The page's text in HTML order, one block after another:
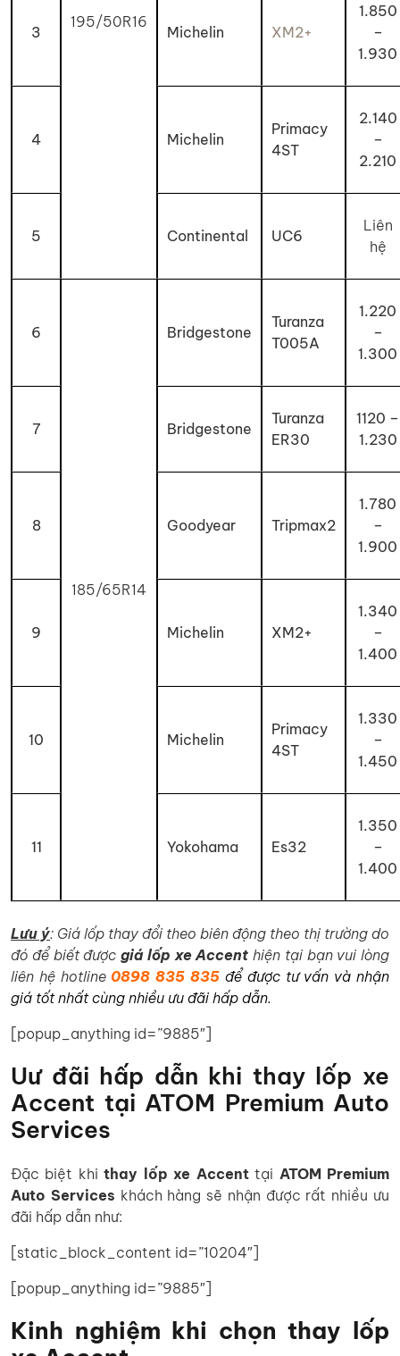
195/50R16
3 Michelin XM2+
1.850
–
1.930
4 Michelin
Primacy
4ST
2.140
–
2.210
5 Continental UC6
Liên
hệ
6
185/65R14
Bridgestone
Turanza
T005A
1.220
–
1.300
7 Bridgestone
Turanza
ER30
1120 –
1.230
8 Goodyear Tripmax2
1.780
–
1.900
9 Michelin XM2+
1.340
–
1.400
10 Michelin
Primacy
4ST
1.330
–
1.450
11 Yokohama Es32
1.350
–
1.400
Lưu ý: Giá lốp thay đổi theo biên động theo thị trường do
đó để biết được giá lốp xe Accent hiện tại bạn vui lòng
liên hệ hotline 0898 835 835 để được tư vấn và nhận
giá tốt nhất cùng nhiều ưu đãi hấp dẫn.
[popup_anything id=”9885″]
Uư đãi hấp dẫn khi thay lốp xe
Accent tại ATOM Premium Auto
Services
Đặc biệt khithay lốp xe Accenttại ATOM Premium
Auto Services khách hàng sẽ nhận được rất nhiều ưu
đãi hấp dẫn như:
[static_block_content id=”10204″]
[popup_anything id=”9885″]
Kinh nghiệm khi chọn thay lốp